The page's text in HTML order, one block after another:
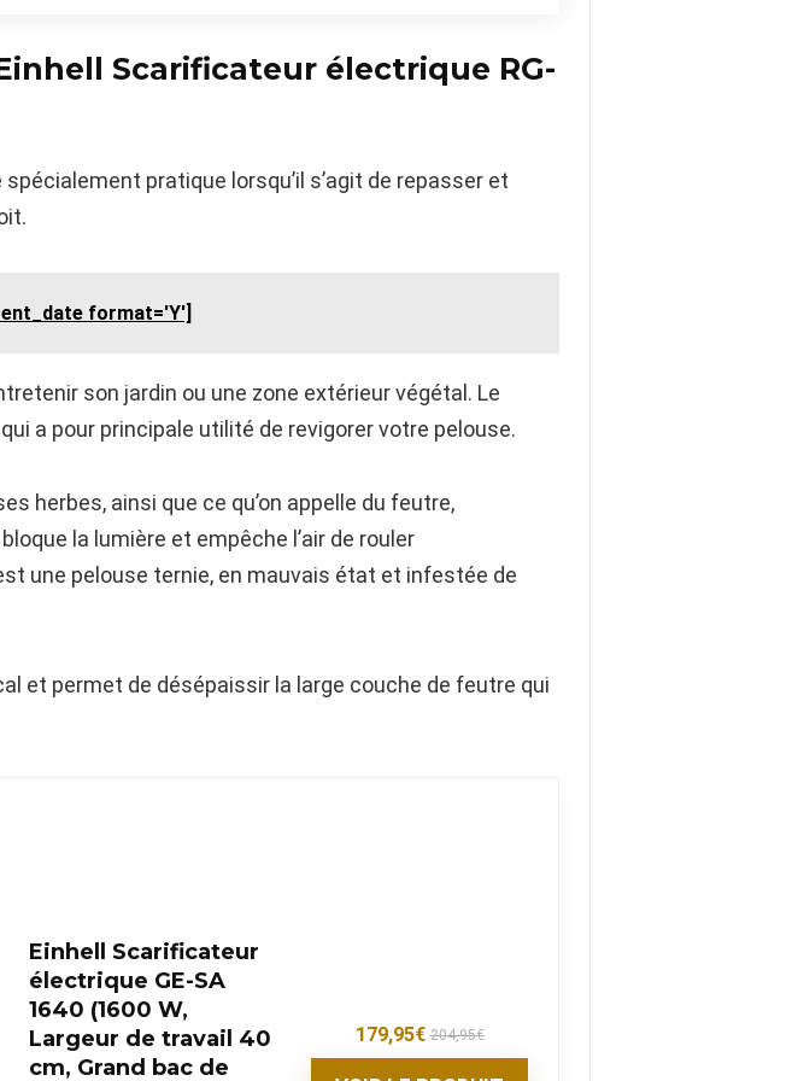
Scarificateur électrique RG-
pratique lorsqu’il s’agit de repasser et
format='Y']
son jardin ou une zone extérieur végétal. Le
a pour principale utilité de revigorer votre pelouse.
herbes, ainsi que ce qu’on appelle du feutre,
la lumière et empêche l’air de rouler
une pelouse ternie, en mauvais état et infestée de
et permet de désépaissir la large couche de feutre qui
Einhell Scarificateur
électrique GE-SA
1640 (1600 W,
Largeur de travail 40
cm, Grand bac de
179,95€ 204,95€